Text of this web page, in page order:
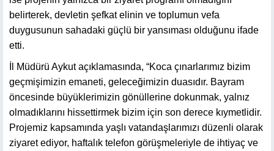
belirterek, devletin şefkat elinin ve toplumun vefa
duygusunun sahadaki güçlü bir yansıması olduğunu ifade
etti.
İl Müdürü Aykut açıklamasında, “Koca çınarlarımız bizim
geçmişimizin emaneti, geleceğimizin duasıdır. Bayram
öncesinde büyüklerimizin gönüllerine dokunmak, yalnız
olmadıklarını hissettirmek bizim için son derece kıymetlidir.
Projemiz kapsamında yaşlı vatandaşlarımızı düzenli olarak
ziyaret ediyor, haftalık telefon görüşmeleriyle de ihtiyaç ve